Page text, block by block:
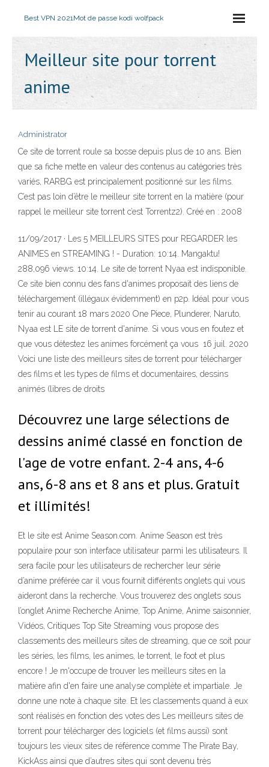
Best VPN 2021Mot de passe kodi wolfpack
Meilleur site pour torrent
anime
Administrator
Ce site de torrent roule sa bosse depuis plus de 10 ans. Bien
que sa fiche mette en valeur des contenus au catégories très
variés, RARBG est principalement positionné sur les films.
C’est pas loin d’être le meilleur site torrent en la matière (pour
rappel le meilleur site torrent c’est Torrentz2). Créé en : 2008
11/09/2017 · Les 5 MEILLEURS SITES pour REGARDER les
ANIMES en STREAMING ! - Duration: 10:14. Mangaktu!
288,096 views. 10:14. Le site de torrent Nyaa est indisponible.
Ce site bien connu des fans d'animes proposait des liens de
téléchargement (illégaux évidemment) en p2p. Idéal pour vous
tenir au courant 18 mars 2020 One Piece, Plunderer, Naruto,
Nyaa est LE site de torrent d'anime. Si vous vous en foutez et
que vous détestez les animes forcément ça vous 16 juil. 2020
Voici une liste des meilleurs sites de torrent pour télécharger
des films et les types de films et documentaires, dessins
animés (libres de droits
Découvrez une large sélections de
dessins animé classé en fonction de
l'age de votre enfant. 2-4 ans, 4-6
ans, 6-8 ans et 8 ans et plus. Gratuit
et illimités!
Et le site est Anime Season.com. Anime Season est très
populaire pour son interface utilisateur parmi les utilisateurs. Il
sera facile pour les utilisateurs de rechercher leur série
d’anime préférée car il vous fournit différents onglets qui vous
aideront dans la recherche. Vous trouverez des onglets sous
l’onglet Anime Recherche Anime, Top Anime, Anime saisonnier,
Vidéos, Critiques Top Site Streaming vous propose des
classements des meilleurs sites de streaming, que ce soit pour
les séries, les films, les animes, le torrent, le foot et plus
encore ! Je m'occupe de trouver les meilleurs sites en la
matière afin d'en faire une analyse complète et impartiale. Je
donne une note à chaque site. Et les classements quand à eux
sont réalisés en fonction des votes des Les meilleurs sites de
torrent pour télécharger des logiciels (et films aussi) sont
toujours les vieux sites de référence comme The Pirate Bay,
KickAss ainsi que d’autres sites qui sont devenu très